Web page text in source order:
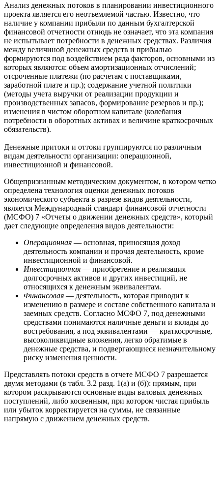
Анализ денежных потоков в планировании инвестиционного
проекта является его неотъемлемой частью. Известно, что
наличие у компании прибыли по данным бухгалтерской
финансовой отчетности отнюдь не означает, что эта компания
не испытывает потребности в денежных средствах. Различия
между величиной денежных средств и прибылью
формируются под воздействием ряда факторов, основными из
которых являются: объем амортизационных отчислений;
отсроченные платежи (по расчетам с поставщиками,
заработной плате и пр.); содержание учетной политики
(методы учета выручки от реализации продукции и
производственных запасов, формирование резервов и пр.);
изменения в чистом оборотном капитале (колебания
потребности в оборотных активах и величине краткосрочных
обязательств).
Денежные притоки и оттоки группируются по различным
видам деятельности организации: операционной,
инвестиционной и финансовой.
Общепризнанным методическим документом, в котором четко
определена технология оценки денежных потоков
экономического субъекта в разрезе видов деятельности,
является Международный стандарт финансовой отчетности
(МСФО) 7 «Отчеты о движении денежных средств», который
дает следующие определения видов деятельности:
Операционная — основная, приносящая доход
деятельность компании и прочая деятельность, кроме
инвестиционной и финансовой.
Инвестиционная — приобретение и реализация
долгосрочных активов и других инвестиций, не
относящихся к денежным эквивалентам.
Финансовая — деятельность, которая приводит к
изменению в размере и составе собственного капитала и
заемных средств. Согласно МСФО 7, под денежными
средствами понимаются наличные деньги и вклады до
востребования, а под эквивалентами — краткосрочные,
высоколиквидные вложения, легко обратимые в
денежные средства, и подвергающиеся незначительному
риску изменения ценности.
Представлять потоки средств в отчете МСФО 7 разрешается
двумя методами (в табл. 3.2 разд. 1(a) и (б)): прямым, при
котором раскрываются основные виды валовых денежных
поступлений, либо косвенным, при котором чистая прибыль
или убыток корректируется на суммы, не связанные
напрямую с движением денежных средств.